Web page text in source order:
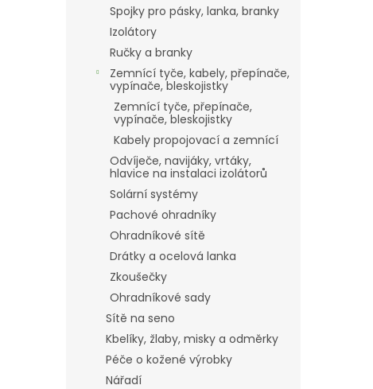
Spojky pro pásky, lanka, branky
Izolátory
Ručky a branky
Zemnící tyče, kabely, přepínače,
vypínače, bleskojistky
Zemnící tyče, přepínače,
vypínače, bleskojistky
Kabely propojovací a zemnící
Odvíječe, navijáky, vrtáky,
hlavice na instalaci izolátorů
Solární systémy
Pachové ohradníky
Ohradníkové sítě
Drátky a ocelová lanka
Zkoušečky
Ohradníkové sady
Sítě na seno
Kbelíky, žlaby, misky a odměrky
Péče o kožené výrobky
Nářadí